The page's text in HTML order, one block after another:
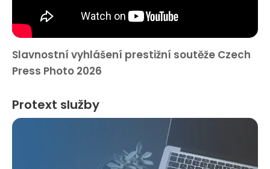
Slavnostní vyhlášení prestižní soutěže Czech
Press Photo 2026
Protext služby